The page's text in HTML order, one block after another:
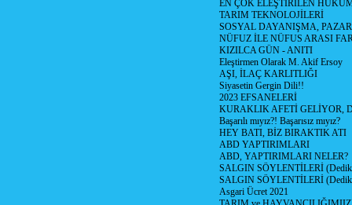
EN ÇOK ELEŞTİRİLEN
TARIM TEKNOLOJİLERİ
SOSYAL DAYANIŞMA,
NÜFUZ İLE NÜFUS ARASI
KIZILCA GÜN - ANITI
Eleştirmen Olarak M. Akif Ersoy
AŞI, İLAÇ KARLITLIĞI
Siyasetin Gergin Dili!!
2023 EFSANELERİ
KURAKLIK AFETİ GELİYOR,
Başarılı mıyız?! Başarısız mıyız?
HEY BATI, BİZ BIRAKTIK ATI
ABD YAPTIRIMLARI
ABD, YAPTIRIMLARI NELER?
SALGIN SÖYLENTİLERİ
SALGIN SÖYLENTİLERİ
Asgari Ücret 2021